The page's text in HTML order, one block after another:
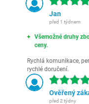
Jan
před 1 týdnem
Všemožné druhy
ceny.
Rychlá komunikace,
rychlé doručení.
Ověřený
před 2 týdny